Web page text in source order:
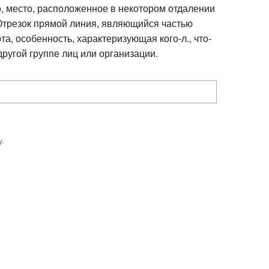
расположенное в некотором отдалении
прямой линия, являющийся частью
особенность, характеризующая кого-л., что-
группе лиц или организации.